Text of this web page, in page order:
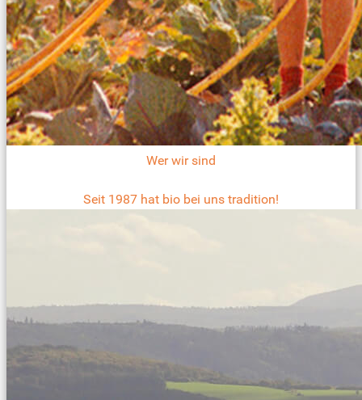
Wer wir sind
Seit 1987 hat bio bei uns tradition!